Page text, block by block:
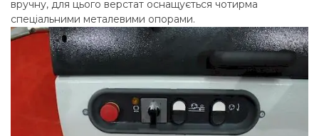
вручну, для цього верстат оснащується чотирма
спеціальними металевими опорами.